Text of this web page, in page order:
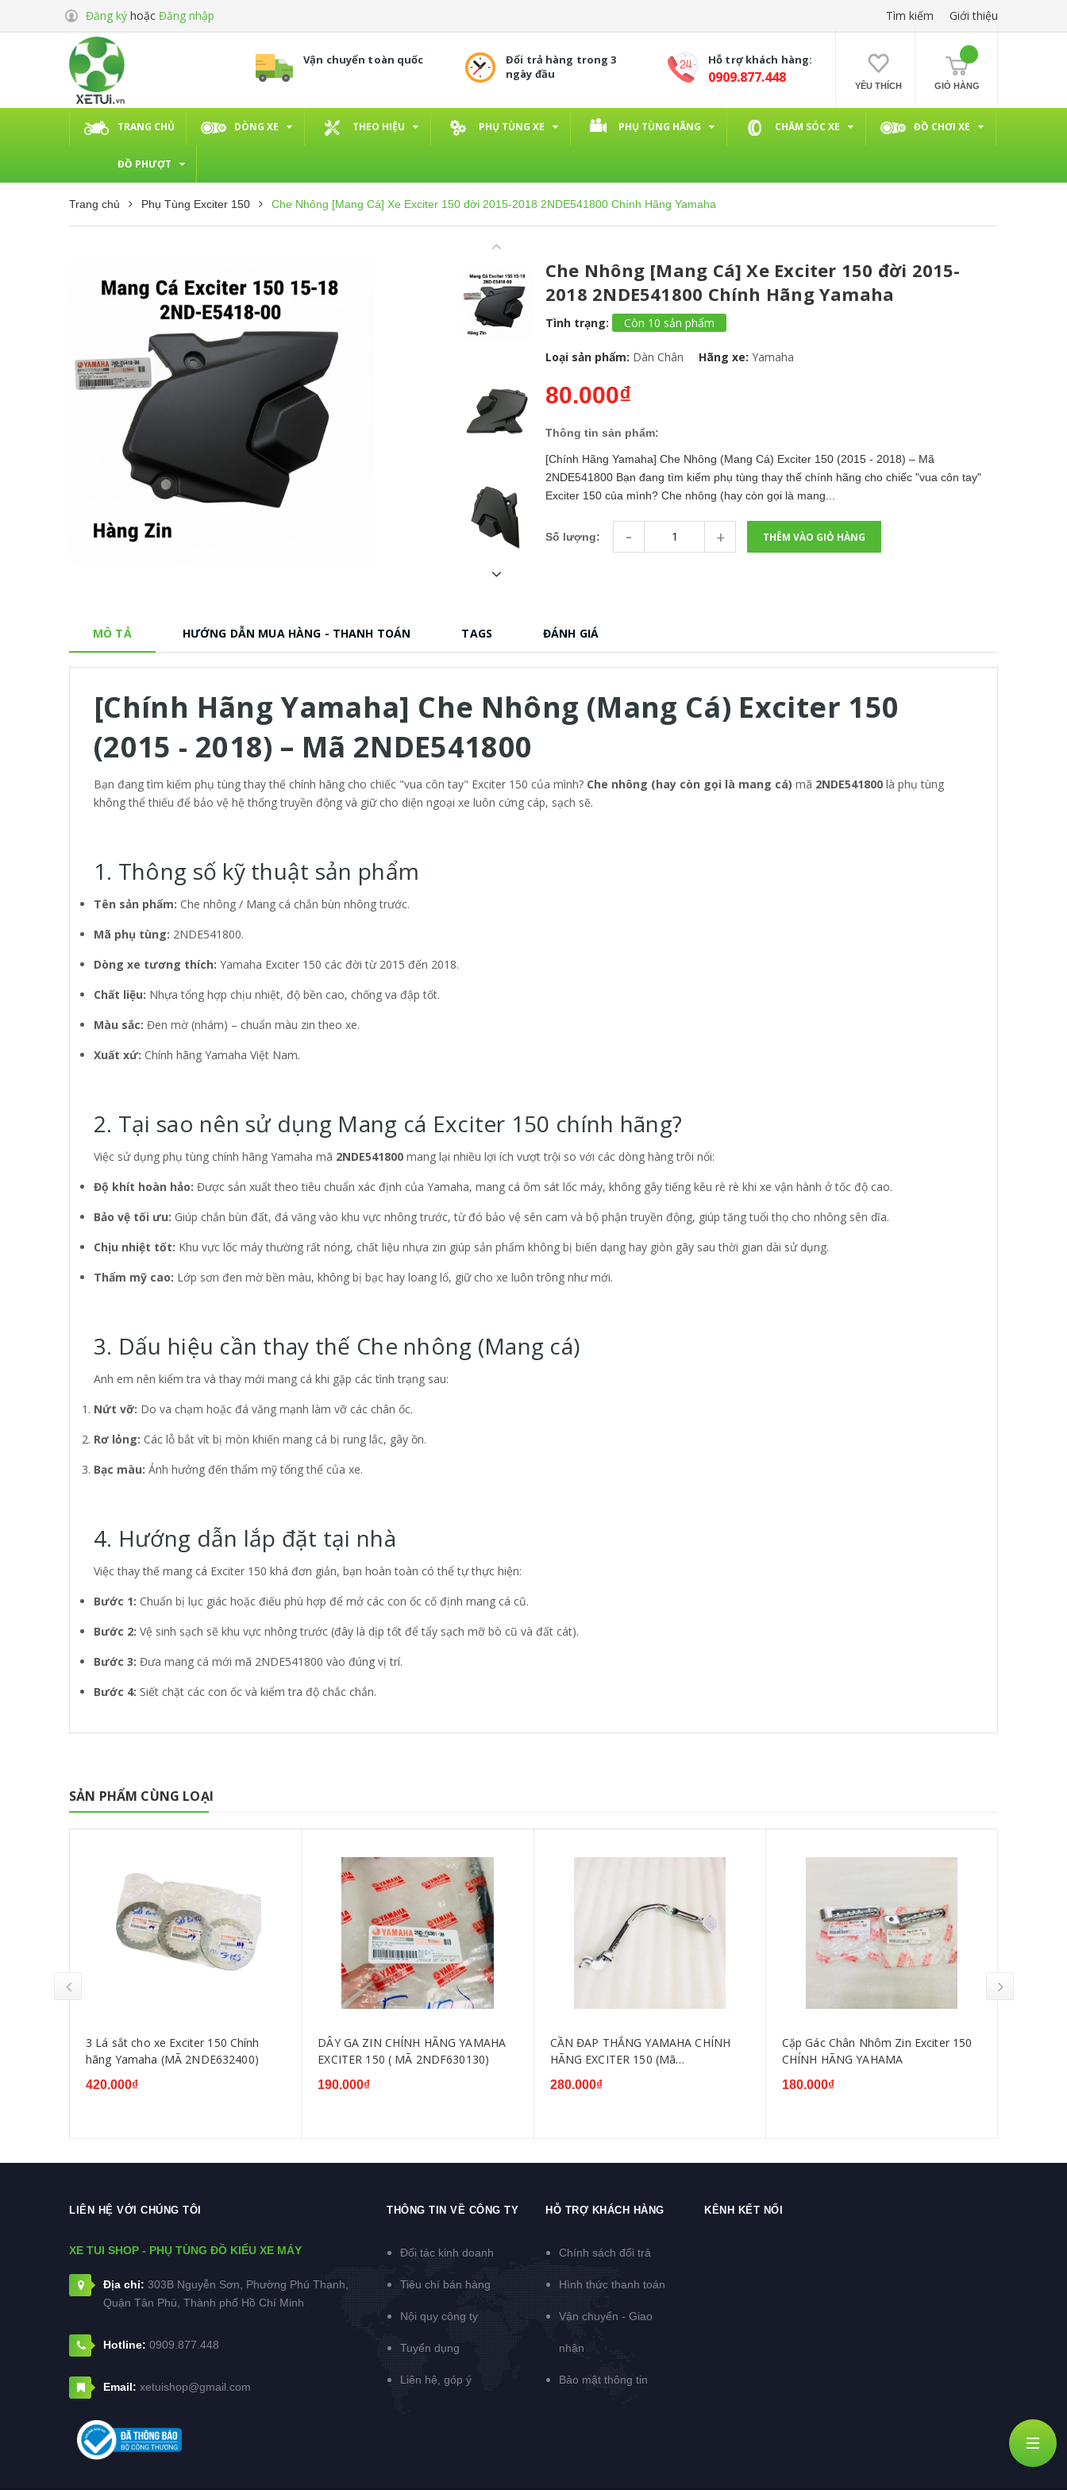
Đăng ký hoặc Đăng nhập Tìm kiếm Giới thiệu
Vận chuyển toàn quốc
Đổi trả hàng trong 3
ngày đầu
Hỗ trợ khách hàng:
0909.877.448 YÊU THÍCH GIỎ HÀNG
TRANG CHỦ DÒNG XE THEO HIỆU PHỤ TÙNG XE PHỤ TÙNG HÃNG CHĂM SÓC XE ĐỒ CHƠI XE
ĐỒ PHƯỢT
Trang chủ Phụ Tùng Exciter 150 Che Nhông [Mang Cá] Xe Exciter 150 đời 2015-2018 2NDE541800 Chính Hãng Yamaha
Che Nhông [Mang Cá] Xe Exciter 150 đời 2015-
2018 2NDE541800 Chính Hãng Yamaha
Tình trạng: Còn 10 sản phẩm
Loại sản phẩm: Dàn Chân Hãng xe: Yamaha
80.000₫
Thông tin sản phẩm:
[Chính Hãng Yamaha] Che Nhông (Mang Cá) Exciter 150 (2015 - 2018) – Mã
2NDE541800 Bạn đang tìm kiếm phụ tùng thay thế chính hãng cho chiếc "vua côn tay"
Exciter 150 của mình? Che nhông (hay còn gọi là mang...
Số lượng: - + THÊM VÀO GIỎ HÀNG
MÔ TẢ HƯỚNG DẪN MUA HÀNG - THANH TOÁN TAGS ĐÁNH GIÁ
[Chính Hãng Yamaha] Che Nhông (Mang Cá) Exciter 150
(2015 - 2018) – Mã 2NDE541800
Bạn đang tìm kiếm phụ tùng thay thế chính hãng cho chiếc "vua côn tay" Exciter 150 của mình? Che nhông (hay còn gọi là mang cá) mã 2NDE541800 là phụ tùng
không thể thiếu để bảo vệ hệ thống truyền động và giữ cho diện ngoại xe luôn cứng cáp, sạch sẽ.
1. Thông số kỹ thuật sản phẩm
Tên sản phẩm: Che nhông / Mang cá chắn bùn nhông trước.
Mã phụ tùng: 2NDE541800.
Dòng xe tương thích: Yamaha Exciter 150 các đời từ 2015 đến 2018.
Chất liệu: Nhựa tổng hợp chịu nhiệt, độ bền cao, chống va đập tốt.
Màu sắc: Đen mờ (nhám) – chuẩn màu zin theo xe.
Xuất xứ: Chính hãng Yamaha Việt Nam.
2. Tại sao nên sử dụng Mang cá Exciter 150 chính hãng?
Việc sử dụng phụ tùng chính hãng Yamaha mã 2NDE541800 mang lại nhiều lợi ích vượt trội so với các dòng hàng trôi nổi:
Độ khít hoàn hảo: Được sản xuất theo tiêu chuẩn xác định của Yamaha, mang cá ôm sát lốc máy, không gây tiếng kêu rè rè khi xe vận hành ở tốc độ cao.
Bảo vệ tối ưu: Giúp chắn bùn đất, đá văng vào khu vực nhông trước, từ đó bảo vệ sên cam và bộ phận truyền động, giúp tăng tuổi thọ cho nhông sên dĩa.
Chịu nhiệt tốt: Khu vực lốc máy thường rất nóng, chất liệu nhựa zin giúp sản phẩm không bị biến dạng hay giòn gãy sau thời gian dài sử dụng.
Thẩm mỹ cao: Lớp sơn đen mờ bền màu, không bị bạc hay loang lổ, giữ cho xe luôn trông như mới.
3. Dấu hiệu cần thay thế Che nhông (Mang cá)
Anh em nên kiểm tra và thay mới mang cá khi gặp các tình trạng sau:
Nứt vỡ: Do va chạm hoặc đá văng mạnh làm vỡ các chân ốc.
Rơ lỏng: Các lỗ bắt vít bị mòn khiến mang cá bị rung lắc, gây ồn.
Bạc màu: Ảnh hưởng đến thẩm mỹ tổng thể của xe.
4. Hướng dẫn lắp đặt tại nhà
Việc thay thế mang cá Exciter 150 khá đơn giản, bạn hoàn toàn có thể tự thực hiện:
Bước 1: Chuẩn bị lục giác hoặc điếu phù hợp để mở các con ốc cố định mang cá cũ.
Bước 2: Vệ sinh sạch sẽ khu vực nhông trước (đây là dịp tốt để tẩy sạch mỡ bò cũ và đất cát).
Bước 3: Đưa mang cá mới mã 2NDE541800 vào đúng vị trí.
Bước 4: Siết chặt các con ốc và kiểm tra độ chắc chắn.
SẢN PHẨM CÙNG LOẠI
3 Lá sắt cho xe Exciter 150 Chính
hãng Yamaha (MÃ 2NDE632400)
420.000₫
DÂY GA ZIN CHÍNH HÃNG YAMAHA
EXCITER 150 ( MÃ 2NDF630130)
190.000₫
CẦN ĐAP THẮNG YAMAHA CHÍNH
HÃNG EXCITER 150 (Mã
2NDF721110)
280.000₫
Cặp Gác Chân Nhôm Zin Exciter 150
CHÍNH HÃNG YAHAMA
180.000₫
LIÊN HỆ VỚI CHÚNG TÔI
XE TUI SHOP - PHỤ TÙNG ĐỒ KIỂU XE MÁY
Địa chỉ: 303B Nguyễn Sơn, Phường Phú Thạnh,
Quận Tân Phú, Thành phố Hồ Chí Minh
Hotline: 0909.877.448
Email: xetuishop@gmail.com
THÔNG TIN VỀ CÔNG TY
Đối tác kinh doanh
Tiêu chí bán hàng
Nội quy công ty
Tuyển dụng
Liên hệ, góp ý
HỖ TRỢ KHÁCH HÀNG
Chính sách đổi trả
Hình thức thanh toán
Vận chuyển - Giao
nhận
Bảo mật thông tin
KÊNH KẾT NỐI